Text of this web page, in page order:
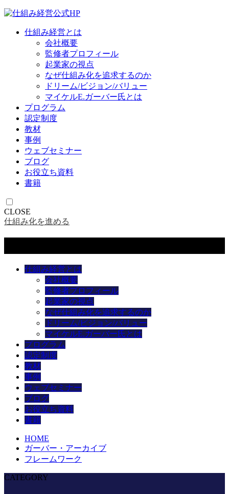
仕組み経営とは
会社概要
監修者プロフィール
起業家の視点
なぜ仕組み化を追求するのか
ドリーム/ビジョン/バリュー
マイケルE.ガーバー氏とは
プログラム
認定制度
教材
事例
ウェブセミナー
ブログ
お役立ち資料
書籍
CLOSE
仕組み化を進める
仕組み経営とは
会社概要
監修者プロフィール
起業家の視点
なぜ仕組み化を追求するのか
ドリーム/ビジョン/バリュー
マイケルE.ガーバー氏とは
プログラム
認定制度
教材
事例
ウェブセミナー
ブログ
お役立ち資料
書籍
HOME
ガーバー・アーカイブ
フレームワーク
CATEGORY